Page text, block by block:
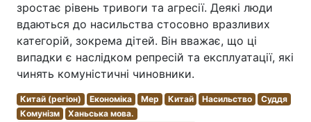
зростає рівень тривоги та агресії. Деякі люди
вдаються до насильства стосовно вразливих
категорій, зокрема дітей. Він вважає, що ці
випадки є наслідком репресій та експлуатації, які
чинять комуністичні чиновники.
Китай (регіон) Економіка Мер Китай Насильство
Суддя
Комунізм
Ханьська мова.